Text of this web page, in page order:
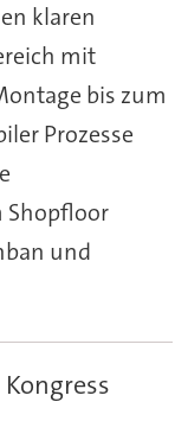
klaren
mit
bis zum
Prozesse
Shopfloor
und